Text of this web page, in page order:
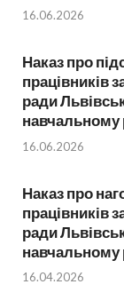
16.06.2026
Наказ про
працівників
ради
навчальному
16.06.2026
Наказ про
працівників
ради
навчальному
16.04.2026